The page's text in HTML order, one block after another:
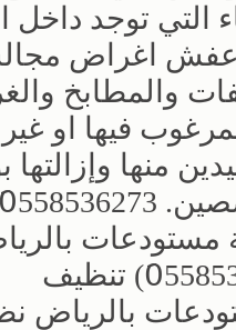
التي توجد
عفش اغراض
والمطابخ
فيها او غير
منها
مستودعات
0َ558536273) تنظيف
بالرياض